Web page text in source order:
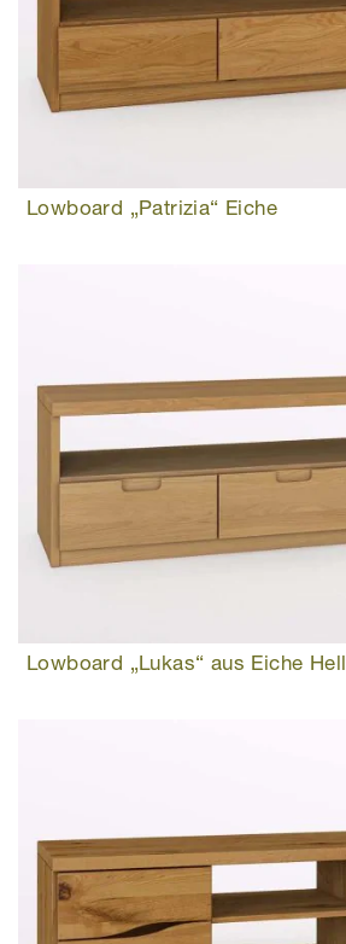
Lowboard „Patrizia“ Eiche
Lowboard „Lukas“ aus Eiche Hell